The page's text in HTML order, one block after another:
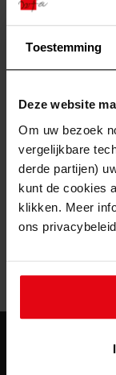
Toestemming
Deze website
Om uw bezoek
vergelijkbare
derde partijen)
kunt de cookies
klikken. Meer
ons privacybeleid
Helaas, er is een
mogelijk om deze
404- Not Found
Mogelijk kunt u